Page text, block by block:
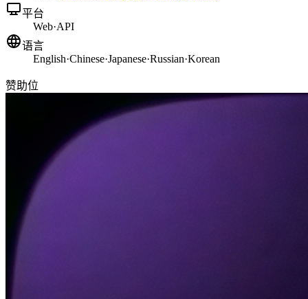
平台
Web·API
语言
English·Chinese·Japanese·Russian·Korean
赞助位